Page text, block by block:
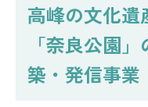
高峰の文化遺
「奈良公園
築・発信事業